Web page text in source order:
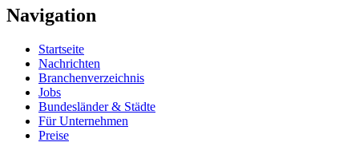
Navigation
Startseite
Nachrichten
Branchenverzeichnis
Jobs
Bundesländer & Städte
Für Unternehmen
Preise